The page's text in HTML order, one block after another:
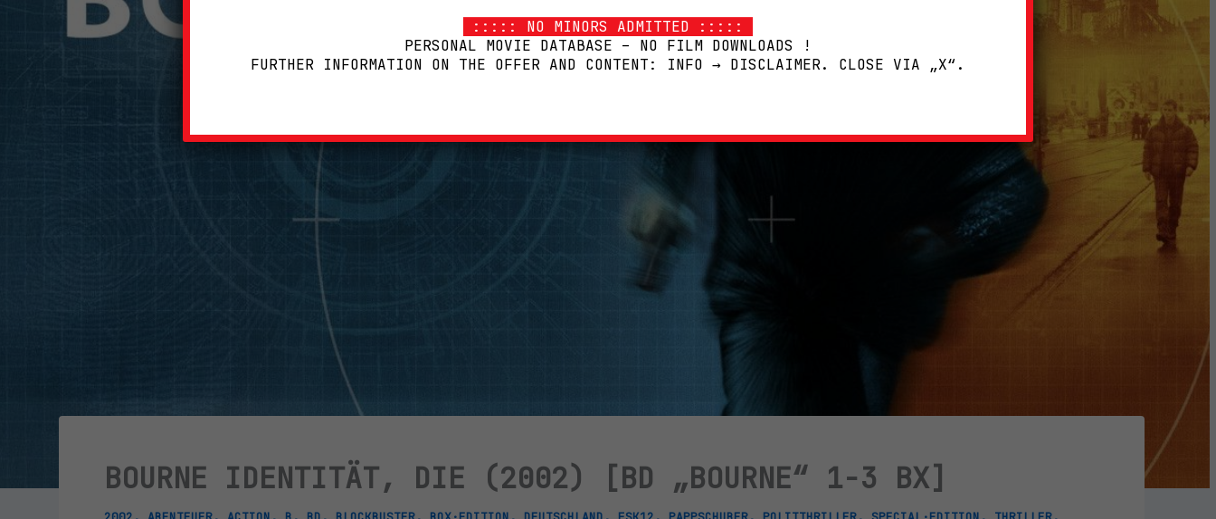
BOURNE IDENTITÄT, DIE (2002) [BD „BOURNE“ 1-3 BX]
::::: NO MINORS ADMITTED :::::
PERSONAL MOVIE DATABASE – NO FILM DOWNLOADS !
FURTHER INFORMATION ON THE OFFER AND CONTENT: INFO → DISCLAIMER. CLOSE VIA „X“.